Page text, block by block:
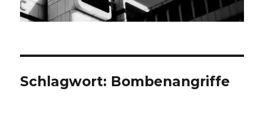
Schlagwort: Bombenangriffe